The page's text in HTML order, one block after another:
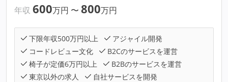
年収 600万円 〜 800万円
下限年収500万円以上
アジャイル開発
コードレビュー文化
B2Cのサービスを運営
椅子が定価6万円以上
B2Bのサービスを運営
東京以外の求人
自社サービスを開発